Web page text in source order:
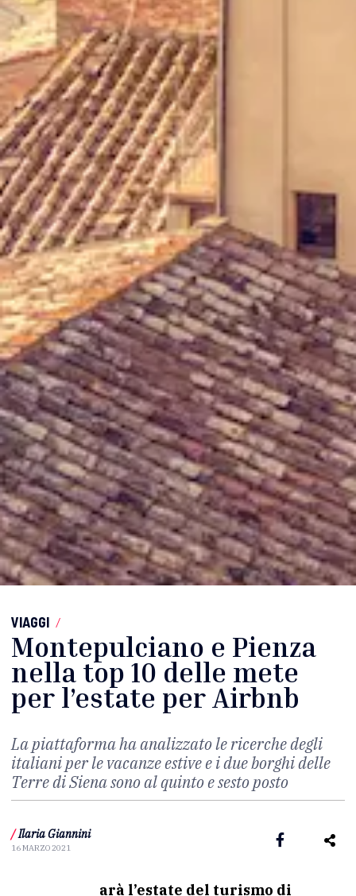
VIAGGI /
Montepulciano e Pienza
nella top 10 delle mete
per l’estate per Airbnb
La piattaforma ha analizzato le ricerche degli
italiani per le vacanze estive e i due borghi delle
Terre di Siena sono al quinto e sesto posto
/ Ilaria Giannini
16 MARZO 2021